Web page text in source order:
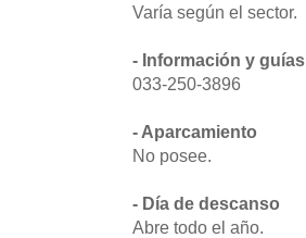
Varía según el sector.
- Información y guías
033-250-3896
- Aparcamiento
No posee.
- Día de descanso
Abre todo el año.